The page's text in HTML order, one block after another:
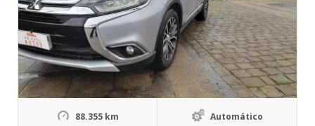
88.355 km Automático